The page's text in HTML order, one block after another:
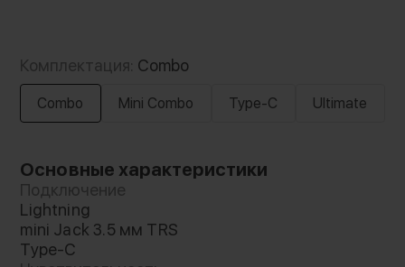
Комплектация: Combo
Combo Mini Combo Type-C Ultimate
Основные характеристики
Подключение
Lightning
mini Jack 3.5 мм TRS
Type-C